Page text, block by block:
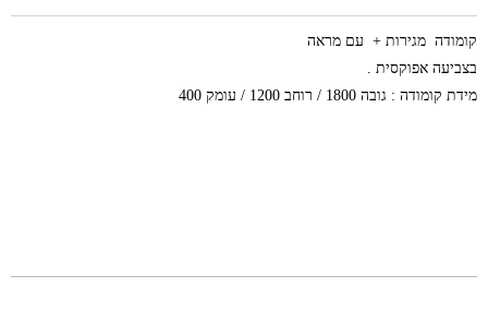
קומודה מגירות + עם מראה
בצביעה אפוקסית .
מידת קומודה : גובה 1800 / רוחב 1200 / עומק 400